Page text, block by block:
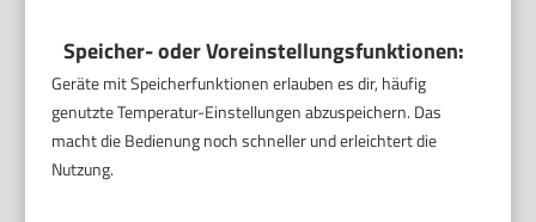
Speicher- oder Voreinstellungsfunktionen:
Geräte mit Speicherfunktionen erlauben es dir, häufig
genutzte Temperatur-Einstellungen abzuspeichern. Das
macht die Bedienung noch schneller und erleichtert die
Nutzung.